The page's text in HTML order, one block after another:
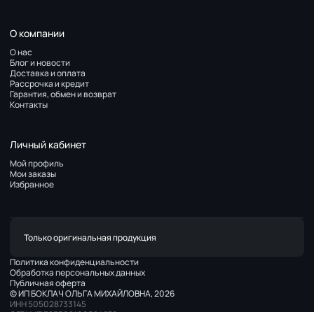
О компании
О нас
Блог и новости
Доставка и оплата
Рассрочка и кредит
Гарантия, обмен и возврат
Контакты
Личный кабинет
Мой профиль
Мои заказы
Избранное
Только оригинальная продукция
Политика конфиденциальности
Обработка персональных данных
Публичная оферта
© ИП БОКЛАЧ ОЛЬГА МИХАЙЛОВНА, 2026
ИНН 505028733145